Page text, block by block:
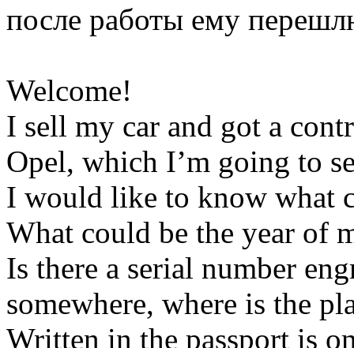
после работы ему
Welcome!
I sell my car and got a
Opel, which I’m going to
I would like to know what
What could be the year of
Is there a serial number
somewhere, where is the
Written in the passport is